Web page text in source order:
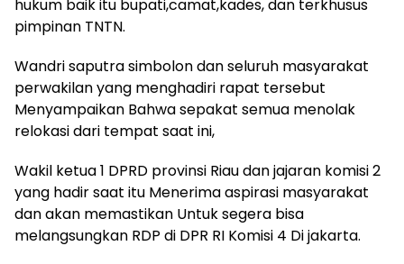
hukum baik itu bupati,camat,kades, dan terkhusus
pimpinan TNTN.
Wandri saputra simbolon dan seluruh masyarakat
perwakilan yang menghadiri rapat tersebut
Menyampaikan Bahwa sepakat semua menolak
relokasi dari tempat saat ini,
Wakil ketua 1 DPRD provinsi Riau dan jajaran komisi 2
yang hadir saat itu Menerima aspirasi masyarakat
dan akan memastikan Untuk segera bisa
melangsungkan RDP di DPR RI Komisi 4 Di jakarta.